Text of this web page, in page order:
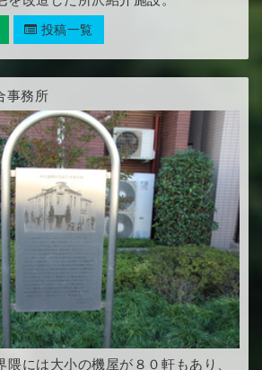
投稿一覧
事務所
には大小の機屋が８０軒もあり、